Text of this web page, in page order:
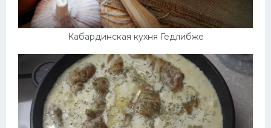
Кабардинская кухня Гедлибже